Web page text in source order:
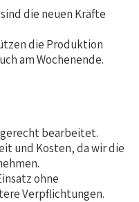
die neuen Kräfte
die Produktion
am Wochenende.
bearbeitet.
und Kosten, da wir die
ohne
Verpflichtungen.